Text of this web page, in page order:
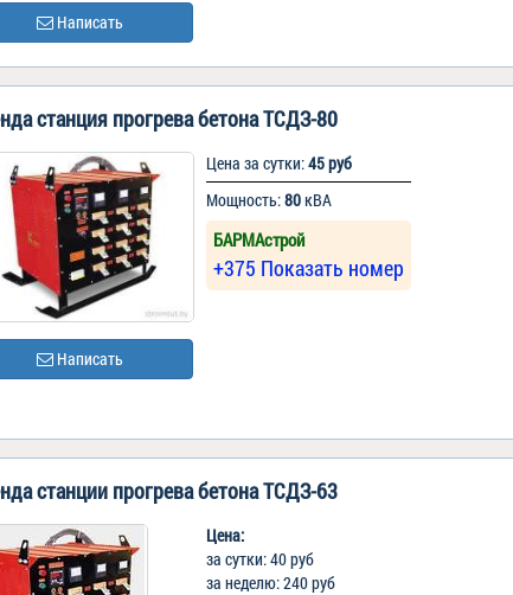
Написать
станция прогрева бетона ТСДЗ-80
Написать
Цена за сутки:45 руб
Мощность:80кВА
БАРМАстрой
+375 Показать номер
станции прогрева бетона ТСДЗ-63
Цена:
за сутки: 40 руб
за неделю: 240 руб